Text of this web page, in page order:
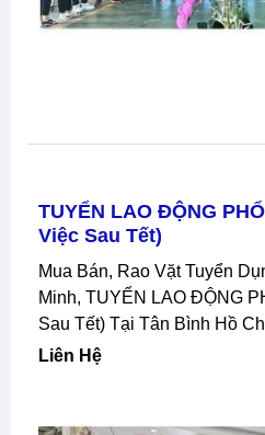
TUYỂN LAO ĐỘNG
Việc Sau Tết)
Mua Bán, Rao Vặt Tuyển Dụng Tân Bình Hồ Chí
Minh, TUYỂN LAO ĐỘNG
Sau Tết) Tại Tân Bình Hồ
Liên Hệ